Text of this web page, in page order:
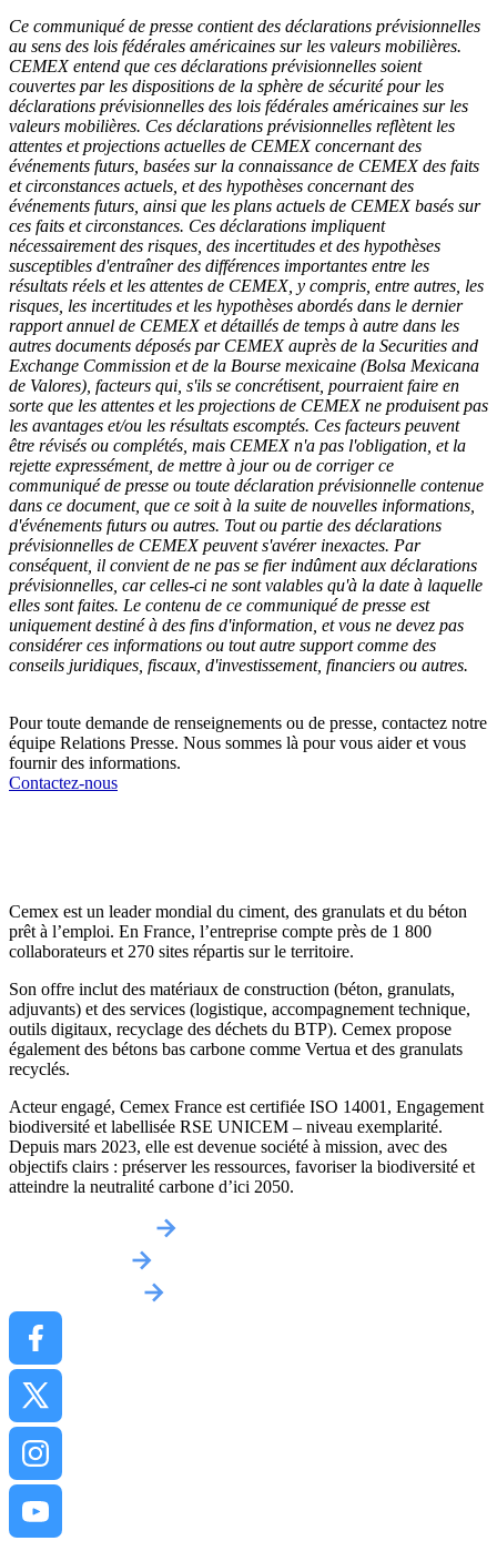
Ce communiqué de presse contient des déclarations prévisionnelles
au sens des lois fédérales américaines sur les valeurs mobilières.
CEMEX entend que ces déclarations prévisionnelles soient
couvertes par les dispositions de la sphère de sécurité pour les
déclarations prévisionnelles des lois fédérales américaines sur les
valeurs mobilières. Ces déclarations prévisionnelles reflètent les
attentes et projections actuelles de CEMEX concernant des
événements futurs, basées sur la connaissance de CEMEX des faits
et circonstances actuels, et des hypothèses concernant des
événements futurs, ainsi que les plans actuels de CEMEX basés sur
ces faits et circonstances. Ces déclarations impliquent
nécessairement des risques, des incertitudes et des hypothèses
susceptibles d'entraîner des différences importantes entre les
résultats réels et les attentes de CEMEX, y compris, entre autres, les
risques, les incertitudes et les hypothèses abordés dans le dernier
rapport annuel de CEMEX et détaillés de temps à autre dans les
autres documents déposés par CEMEX auprès de la Securities and
Exchange Commission et de la Bourse mexicaine (Bolsa Mexicana
de Valores), facteurs qui, s'ils se concrétisent, pourraient faire en
sorte que les attentes et les projections de CEMEX ne produisent pas
les avantages et/ou les résultats escomptés. Ces facteurs peuvent
être révisés ou complétés, mais CEMEX n'a pas l'obligation, et la
rejette expressément, de mettre à jour ou de corriger ce
communiqué de presse ou toute déclaration prévisionnelle contenue
dans ce document, que ce soit à la suite de nouvelles informations,
d'événements futurs ou autres. Tout ou partie des déclarations
prévisionnelles de CEMEX peuvent s'avérer inexactes. Par
conséquent, il convient de ne pas se fier indûment aux déclarations
prévisionnelles, car celles-ci ne sont valables qu'à la date à laquelle
elles sont faites. Le contenu de ce communiqué de presse est
uniquement destiné à des fins d'information, et vous ne devez pas
considérer ces informations ou tout autre support comme des
conseils juridiques, fiscaux, d'investissement, financiers ou autres.
Pour toute demande de renseignements ou de presse, contactez notre
équipe Relations Presse. Nous sommes là pour vous aider et vous
fournir des informations.
Contactez-nous
Cemex est un leader mondial du ciment, des granulats et du béton
prêt à l’emploi. En France, l’entreprise compte près de 1 800
collaborateurs et 270 sites répartis sur le territoire.
Son offre inclut des matériaux de construction (béton, granulats,
adjuvants) et des services (logistique, accompagnement technique,
outils digitaux, recyclage des déchets du BTP). Cemex propose
également des bétons bas carbone comme Vertua et des granulats
recyclés.
Acteur engagé, Cemex France est certifiée ISO 14001, Engagement
biodiversité et labellisée RSE UNICEM – niveau exemplarité.
Depuis mars 2023, elle est devenue société à mission, avec des
objectifs clairs : préserver les ressources, favoriser la biodiversité et
atteindre la neutralité carbone d’ici 2050.